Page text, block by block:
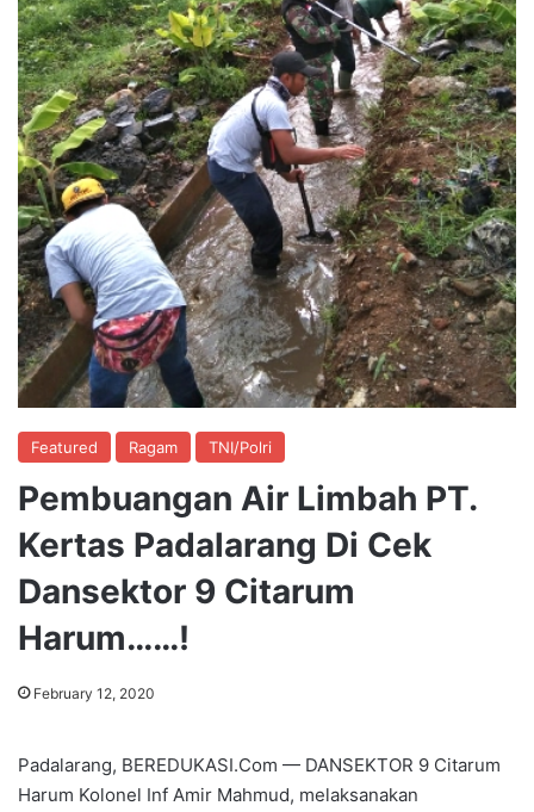
Featured Ragam TNI/Polri
Pembuangan Air Limbah PT.
Kertas Padalarang Di Cek
Dansektor 9 Citarum
Harum……!
February 12, 2020
Padalarang, BEREDUKASI.Com — DANSEKTOR 9 Citarum
Harum Kolonel Inf Amir Mahmud, melaksanakan